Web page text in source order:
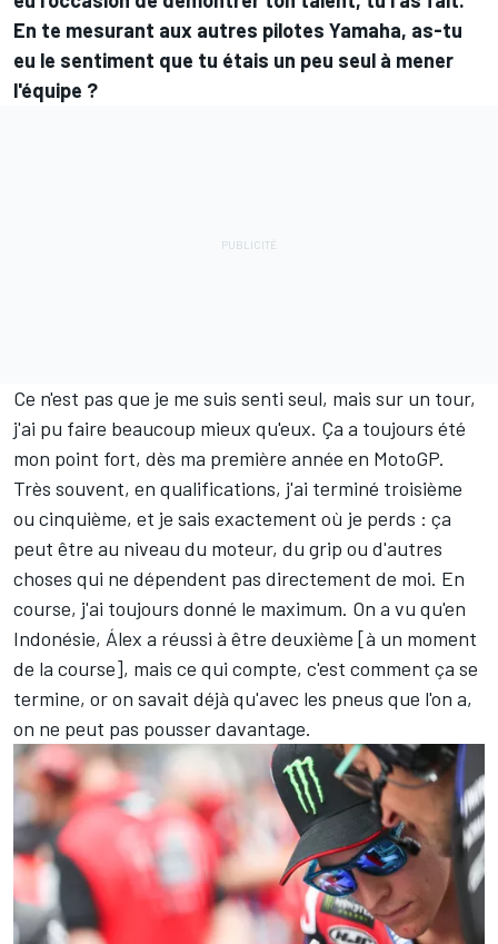
En te mesurant aux autres pilotes Yamaha, as-tu
eu le sentiment que tu étais un peu seul à mener
l'équipe ?
Ce n'est pas que je me suis senti seul, mais sur un tour,
j'ai pu faire beaucoup mieux qu'eux. Ça a toujours été
mon point fort, dès ma première année en MotoGP.
Très souvent, en qualifications, j'ai terminé troisième
ou cinquième, et je sais exactement où je perds : ça
peut être au niveau du moteur, du grip ou d'autres
choses qui ne dépendent pas directement de moi. En
course, j'ai toujours donné le maximum. On a vu qu'en
Indonésie, Álex a réussi à être deuxième [à un moment
de la course], mais ce qui compte, c'est comment ça se
termine, or on savait déjà qu'avec les pneus que l'on a,
on ne peut pas pousser davantage.